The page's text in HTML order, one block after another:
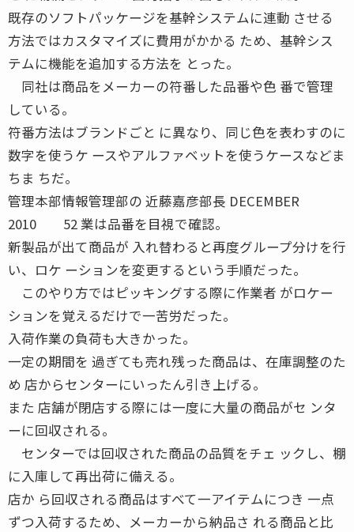
既存のソフトパッケージを基幹システムに連動 させる
方法ではカスタマイズに費用がかかる ため、基幹シス
テムに機能を追加する方法を とった。
同社は商品をメーカーの符番した品番や色 番で管理
している。
符番方法はブランドごと に異なり、同じ色を表わすのに
数字を使うケ ースやアルファベットを使うケースなどま
ちま ちだ。
管理本部情報管理部の 近藤嘉彦部長 DECEMBER
2010 52 業は品番を目視で確認。
新製品が出て商品が 入れ替わると再度グループ分けを行
い、ロケ ーションを変更するという手順だった。
このやり方ではピッキングする際に作業者 がロケー
ションを覚えるだけで一苦労だった。
入荷作業の負荷も大きかった。
一定の期間を 過ぎても売れ残った商品は、在庫調整のた
め 店からセンターにいったん引き上げる。
また 店舗が閉店する際には一度に大量の商品がセ ンタ
ーに回収される。
センターでは回収された商品の品質をチェ ックし、棚
に入庫して再出荷に備える。
店か ら回収される商品はすべて一アイテムにつき 一点
ずつ入荷するため、メーカーから納品さ れる商品と比